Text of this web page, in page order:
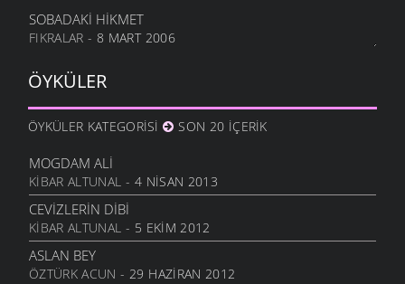
SOBADAKİ HİKMET
FIKRALAR - 8 MART 2006
ÖYKÜLER
ÖYKÜLER KATEGORISI SON 20 İÇERIK
MOGDAM ALI
KIBAR ALTUNAL - 4 NISAN 2013
CEVIZLERIN DIBI
KIBAR ALTUNAL - 5 EKIM 2012
ASLAN BEY
ÖZTÜRK ACUN - 29 HAZIRAN 2012